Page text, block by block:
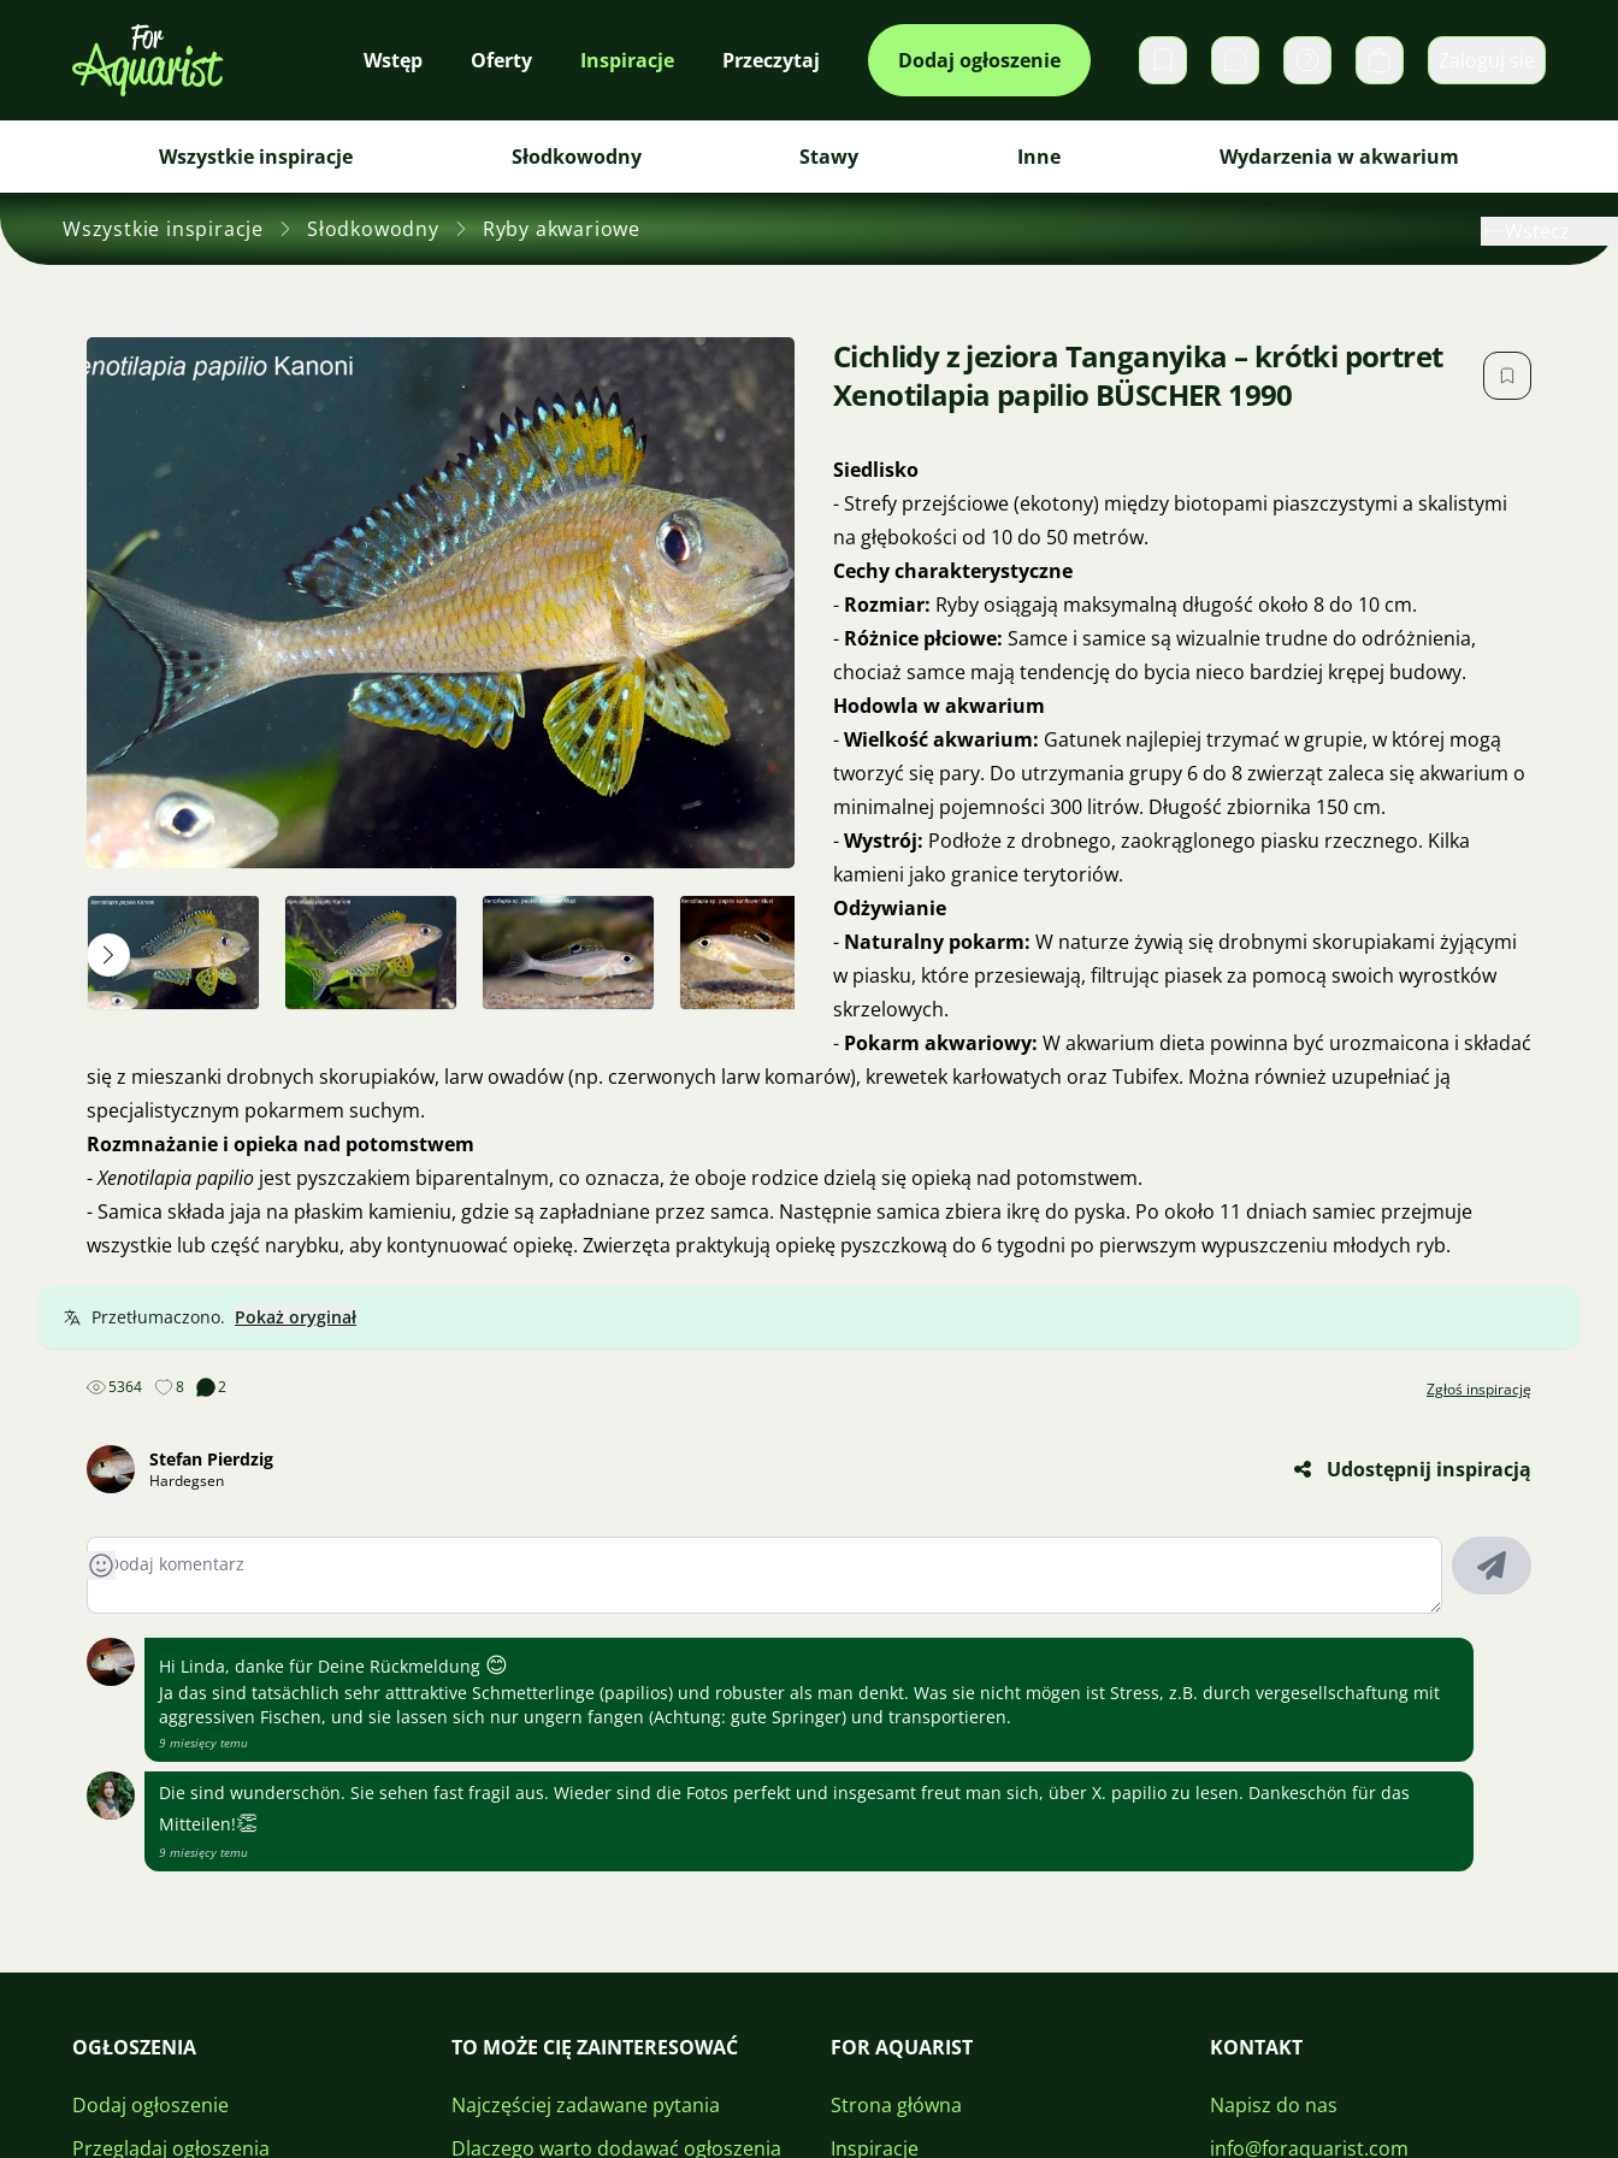
Wstęp Oferty Inspiracje Przeczytaj Dodaj ogłoszenie Prywatne wiadomości
Koszyk
Wszystkie inspiracje Słodkowodny Stawy Inne Wydarzenia w akwarium
Wszystkie inspiracje Słodkowodny Ryby akwariowe
Cichlidy z jeziora Tanganyika – krótki portret
Xenotilapia papilio BÜSCHER 1990
Siedlisko
- Strefy przejściowe (ekotony) między biotopami piaszczystymi a skalistymi
na głębokości od 10 do 50 metrów.
Cechy charakterystyczne
- Rozmiar: Ryby osiągają maksymalną długość około 8 do 10 cm.
- Różnice płciowe: Samce i samice są wizualnie trudne do odróżnienia,
chociaż samce mają tendencję do bycia nieco bardziej krępej budowy.
Hodowla w akwarium
-Wielkość akwarium: Gatunek najlepiej trzymać w grupie, w której mogą
tworzyć się pary. Do utrzymania grupy 6 do 8 zwierząt zaleca się akwarium o
minimalnej pojemności 300 litrów. Długość zbiornika 150 cm.
-Wystrój: Podłoże z drobnego, zaokrąglonego piasku rzecznego. Kilka
kamieni jako granice terytoriów.
Odżywianie
- Naturalny pokarm: W naturze żywią się drobnymi skorupiakami żyjącymi
w piasku, które przesiewają, filtrując piasek za pomocą swoich wyrostków
skrzelowych.
- Pokarm akwariowy: W akwarium dieta powinna być urozmaicona i składać
się z mieszanki drobnych skorupiaków, larw owadów (np. czerwonych larw komarów), krewetek karłowatych oraz Tubifex. Można również uzupełniać ją
specjalistycznym pokarmem suchym.
Rozmnażanie i opieka nad potomstwem
-Xenotilapia papilio jest pyszczakiem biparentalnym, co oznacza, że oboje rodzice dzielą się opieką nad potomstwem.
- Samica składa jaja na płaskim kamieniu, gdzie są zapładniane przez samca. Następnie samica zbiera ikrę do pyska. Po około 11 dniach samiec przejmuje
wszystkie lub część narybku, aby kontynuować opiekę. Zwierzęta praktykują opiekę pyszczkową do 6 tygodni po pierwszym wypuszczeniu młodych ryb.
Przetłumaczono. Pokaż oryginał
5364 8 2 Zgłoś inspirację
Stefan Pierdzig
Hardegsen Udostępnij inspiracją
Hi Linda, danke für Deine Rückmeldung 😊
Ja das sind tatsächlich sehr atttraktive Schmetterlinge (papilios) und robuster als man denkt. Was sie nicht mögen ist Stress, z.B. durch vergesellschaftung mit
aggressiven Fischen, und sie lassen sich nur ungern fangen (Achtung: gute Springer) und transportieren.
9 miesięcy temu
Die sind wunderschön. Sie sehen fast fragil aus. Wieder sind die Fotos perfekt und insgesamt freut man sich, über X. papilio zu lesen. Dankeschön für das
Mitteilen!👏
9 miesięcy temu
OGŁOSZENIA
Dodaj ogłoszenie
Przeglądaj ogłoszenia
TO MOŻE CIĘ ZAINTERESOWAĆ
Najczęściej zadawane pytania
Dlaczego warto dodawać ogłoszenia
FOR AQUARIST
Strona główna
Inspiracje
KONTAKT
Napisz do nas
info@foraquarist.com